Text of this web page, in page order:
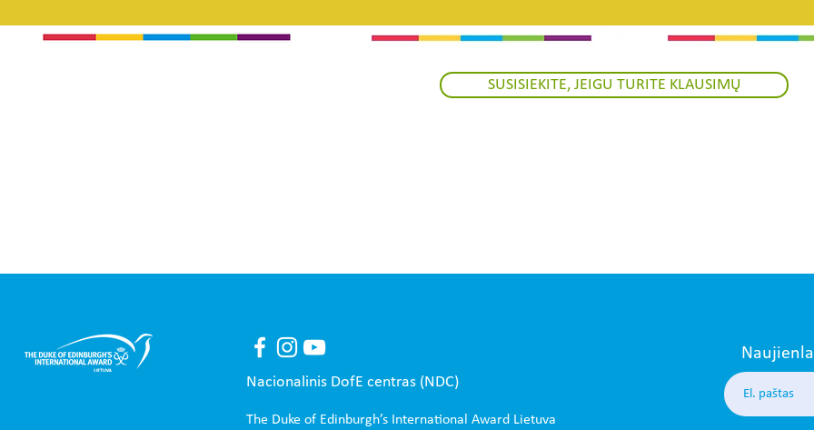
SUSISIEKITE, JEIGU TURITE KLAUSIMŲ
Nacionalinis DofE centras (NDC)
The Duke of Edinburgh’s International Award Lietuva